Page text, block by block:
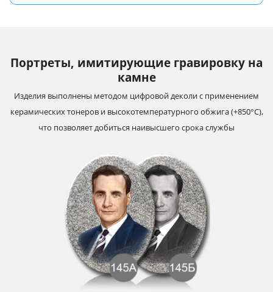
Портреты, имитирующие гравировку на
камне
Изделия выполнены методом цифровой деколи с применением
керамических тонеров и высокотемпературного обжига (+850°С),
что позволяет добиться наивысшего срока службы